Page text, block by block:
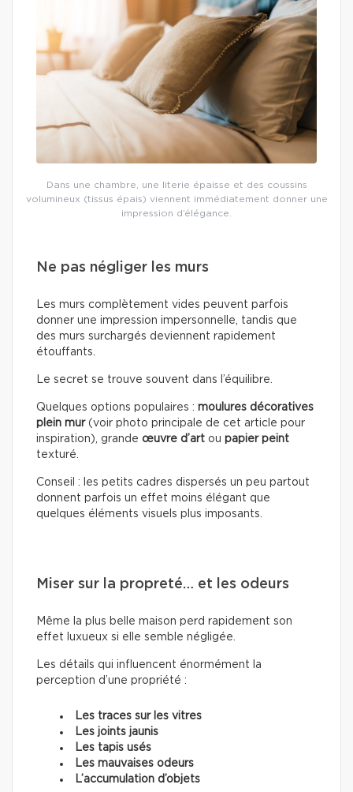
Dans une chambre, une literie épaisse et des coussins
volumineux (tissus épais) viennent immédiatement donner une
impression d’élégance.
Ne pas négliger les murs
Les murs complètement vides peuvent parfois
donner une impression impersonnelle, tandis que
des murs surchargés deviennent rapidement
étouffants.
Le secret se trouve souvent dans l’équilibre.
Quelques options populaires : moulures décoratives
plein mur (voir photo principale de cet article pour
inspiration), grande œuvre d’art ou papier peint
texturé.
Conseil : les petits cadres dispersés un peu partout
donnent parfois un effet moins élégant que
quelques éléments visuels plus imposants.
Miser sur la propreté… et les odeurs
Même la plus belle maison perd rapidement son
effet luxueux si elle semble négligée.
Les détails qui influencent énormément la
perception d’une propriété :
Les traces sur les vitres
Les joints jaunis
Les tapis usés
Les mauvaises odeurs
L’accumulation d’objets